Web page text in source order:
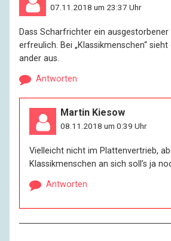
07.11.2018 um 23:37 Uhr
Dass Scharfrichter ein
erfreulich. Bei „Klassikmenschen“
ander aus.
Antworten
Martin Kiesow
08.11.2018 um 0:39 Uhr
Vielleicht nicht im Plattenvertrieb,
Klassikmenschen an sich soll’s ja
Antworten